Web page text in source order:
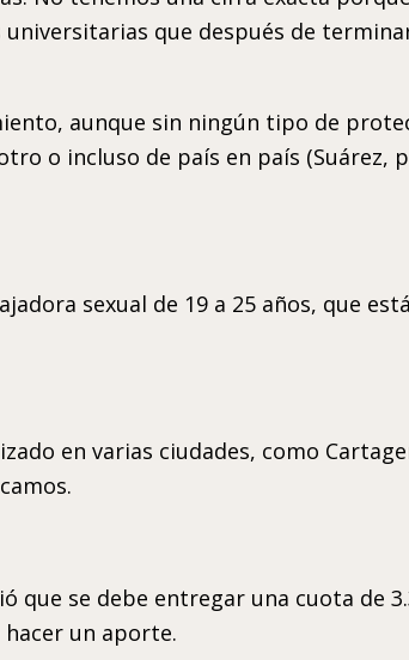
que después de
aunque sin ningún tipo de
o incluso de país en país
sexual de 19 a 25 años, que
en varias ciudades, como
se debe entregar una cuota de
hacer un aporte.